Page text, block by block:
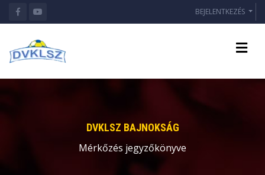
BEJELENTKEZÉS
DVKLSZ BAJNOKSÁG
Mérkőzés jegyzőkönyve